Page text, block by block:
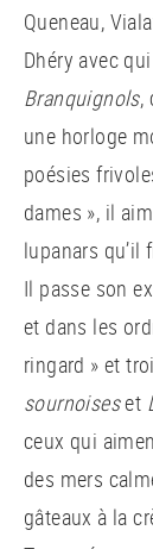
Queneau,
Dhéry avec
Branquignols,
une horloge
poésies
dames », il
lupanars qu’il
Il passe son
et dans les
ringard » et
sournoiseset
ceux qui
des mers
gâteaux à la